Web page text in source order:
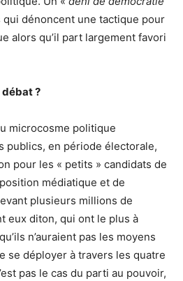
qui dénoncent une tactique pour
alors qu’il part largement favori
débat ?
microcosme politique
publics, en période électorale,
pour les « petits » candidats de
médiatique et de
plusieurs millions de
eux diton, qui ont le plus à
n’auraient pas les moyens
se déployer à travers les quatre
pas le cas du parti au pouvoir,